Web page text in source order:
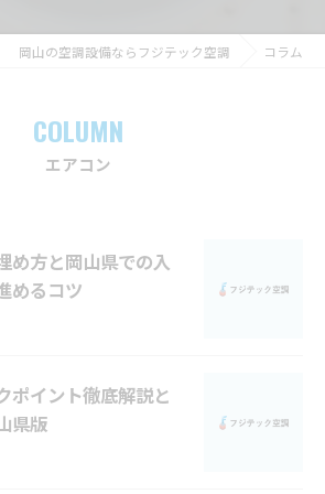
岡山の空調設備ならフジテック空調 コラム
COLUMN
エアコン
め方と岡山県での入
めるコツ
ポイント徹底解説と
県版